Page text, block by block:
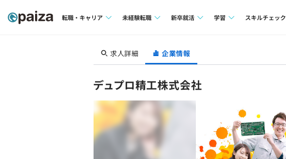
転職・キャリア
転職成功ガイド
転職エージェント
未経験転職
求人検索
転職成功ガイド
新卒就活
本選考
インターン
イベント・セミナー
インタビュー
学習
ナレッジ
リファレンス
プラン
スキルチェック
求人詳細 企業情報
デュプロ精工株式会社